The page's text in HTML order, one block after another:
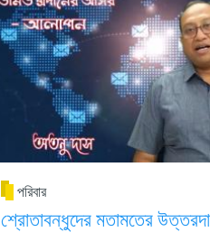
পরিবার
শ্রোতাবন্ধুদের মতামতের